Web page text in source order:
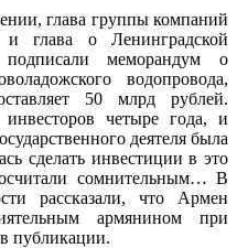
глава группы компаний
глава о Ленинградской
меморандум о
водопровода,
50 млрд рублей.
инвесторов четыре года, и
деятеля была
сделать инвестиции в это
сомнительным… В
рассказали, что Армен
армянином при
публикации.